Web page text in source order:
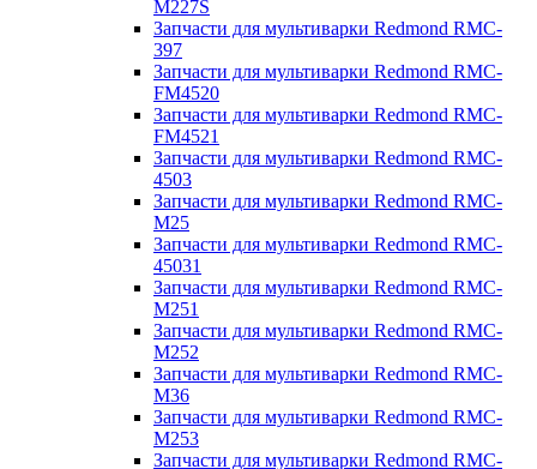
M227S
Запчасти для мультиварки Redmond RMC-
397
Запчасти для мультиварки Redmond RMC-
FM4520
Запчасти для мультиварки Redmond RMC-
FM4521
Запчасти для мультиварки Redmond RMC-
4503
Запчасти для мультиварки Redmond RMC-
M25
Запчасти для мультиварки Redmond RMC-
45031
Запчасти для мультиварки Redmond RMC-
M251
Запчасти для мультиварки Redmond RMC-
M252
Запчасти для мультиварки Redmond RMC-
M36
Запчасти для мультиварки Redmond RMC-
M253
Запчасти для мультиварки Redmond RMC-